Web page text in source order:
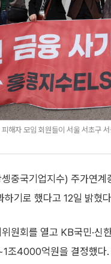
해자 모임 회원들이 서울 서초구
중국기업지수) 주가연
기로 했다고 12일 밝혔
원회를 열고 KB국민·신
조4000억원을 결정했다.